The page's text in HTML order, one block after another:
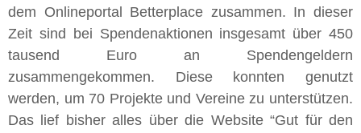
dem Onlineportal Betterplace zusammen. In dieser
Zeit sind bei Spendenaktionen insgesamt über 450
tausend Euro an Spendengeldern
zusammengekommen. Diese konnten genutzt
werden, um 70 Projekte und Vereine zu unterstützen.
Das lief bisher alles über die Website “Gut für den